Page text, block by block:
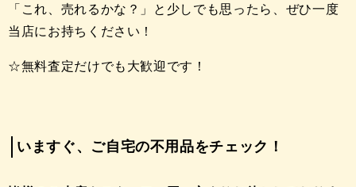
「これ、売れるかな？」と少しでも思ったら、ぜひ一度
当店にお持ちください！
☆無料査定だけでも大歓迎です！
いますぐ、ご自宅の不用品をチェック！